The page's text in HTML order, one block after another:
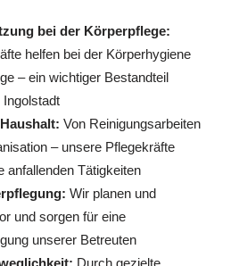
bei der Körperpflege:
helfen bei der Körperhygiene
– ein wichtiger Bestandteil
Ingolstadt
Von Reinigungsarbeiten
– unsere Pflegekräfte
anfallenden Tätigkeiten
Wir planen und
und sorgen für eine
unserer Betreuten